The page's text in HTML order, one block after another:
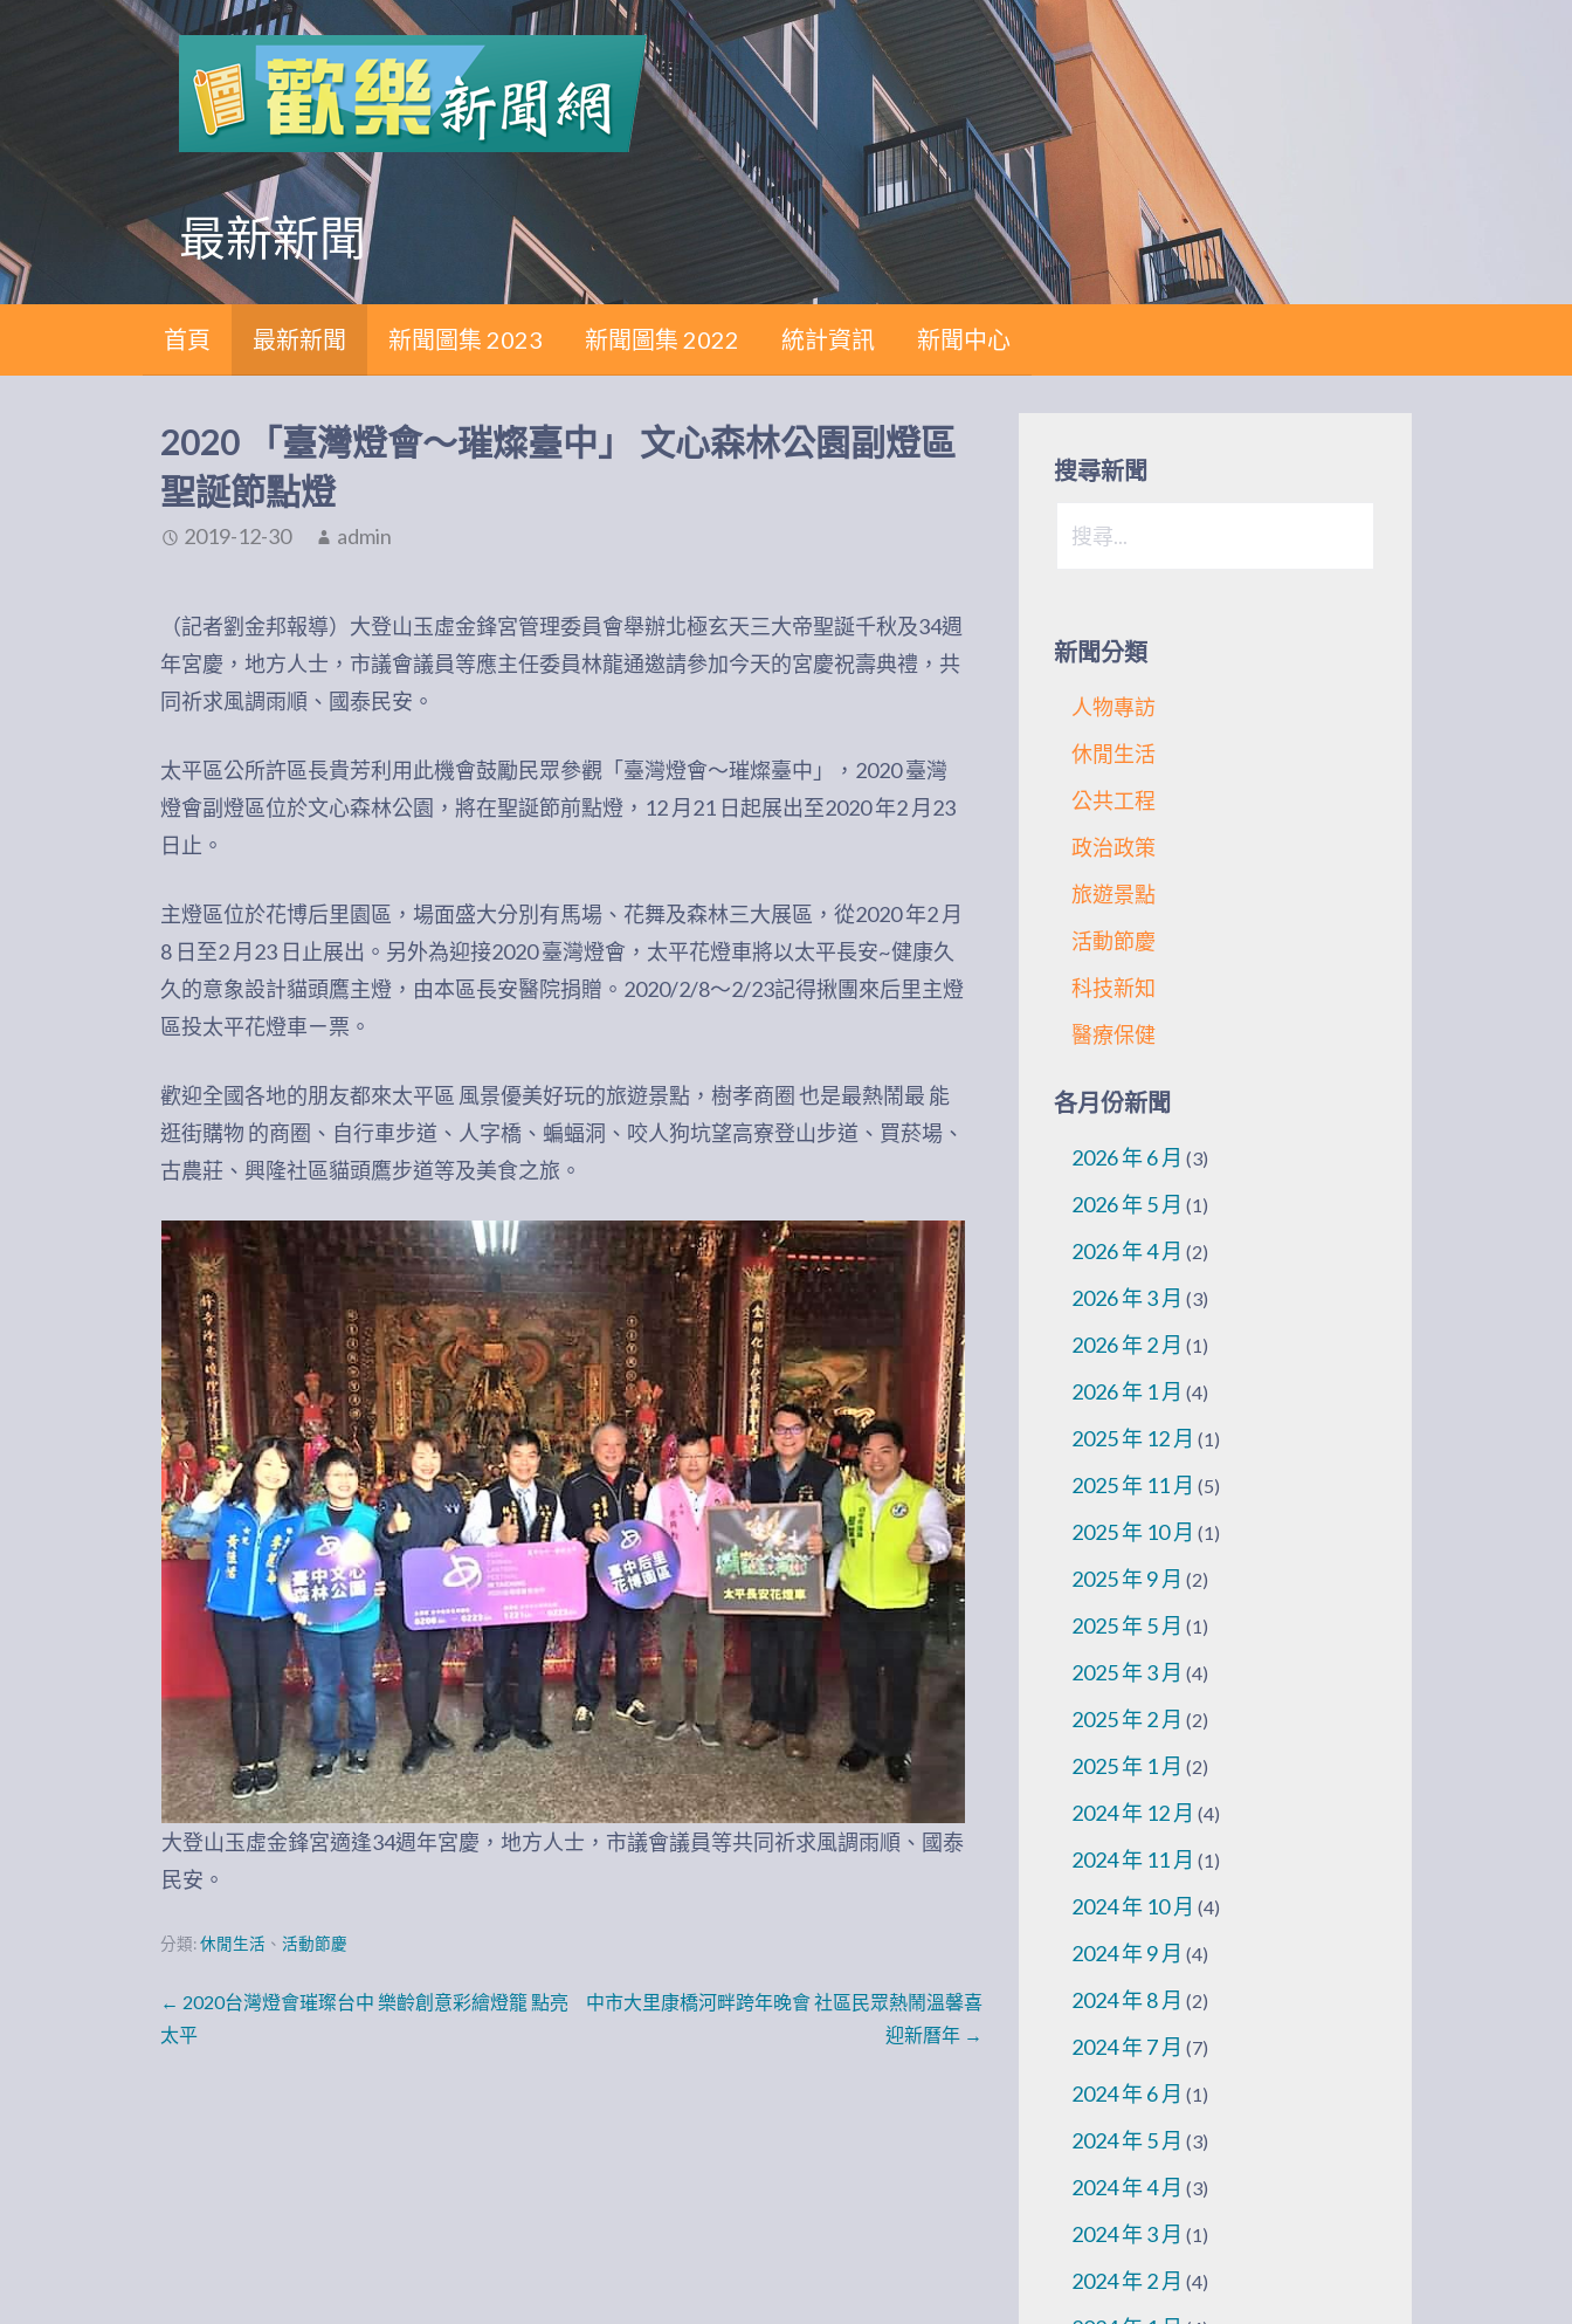
最新新聞
首頁 最新新聞 新聞圖集 2023 新聞圖集 2022 統計資訊 新聞中心
2020 「臺灣燈會～璀燦臺中」 文心森林公園副燈區
聖誕節點燈
2019-12-30 admin
（記者劉金邦報導）大登山玉虛金鋒宮管理委員會舉辦北極玄天三大帝聖誕千秋及34週
年宮慶，地方人士，市議會議員等應主任委員林龍通邀請參加今天的宮慶祝壽典禮，共
同祈求風調雨順、國泰民安。
太平區公所許區長貴芳利用此機會鼓勵民眾參觀「臺灣燈會～璀燦臺中」，2020 臺灣
燈會副燈區位於文心森林公園，將在聖誕節前點燈，12 月21 日起展出至2020 年2 月23
日止。
主燈區位於花博后里園區，場面盛大分別有馬場、花舞及森林三大展區，從2020 年2 月
8 日至2 月23 日止展出。另外為迎接2020 臺灣燈會，太平花燈車將以太平長安~健康久
久的意象設計貓頭鷹主燈，由本區長安醫院捐贈。2020/2/8～2/23記得揪團來后里主燈
區投太平花燈車ㄧ票。
歡迎全國各地的朋友都來太平區 風景優美好玩的旅遊景點，樹孝商圈 也是最熱鬧最 能
逛街購物 的商圈、自行車步道、人字橋、蝙蝠洞、咬人狗坑望高寮登山步道、買菸場、
古農莊、興隆社區貓頭鷹步道等及美食之旅。
大登山玉虛金鋒宮適逢34週年宮慶，地方人士，市議會議員等共同祈求風調雨順、國泰
民安。
分類:休閒生活 、活動節慶
文
← 2020台灣燈會璀璨台中 樂齡創意彩繪燈籠 點亮
太平
中市大里康橋河畔跨年晚會 社區民眾熱鬧溫馨喜
迎新曆年 →
搜尋新聞
尋
字:
新聞分類
人物專訪
休閒生活
公共工程
政治政策
旅遊景點
活動節慶
科技新知
醫療保健
各月份新聞
2026 年 6 月 (3)
2026 年 5 月 (1)
2026 年 4 月 (2)
2026 年 3 月 (3)
2026 年 2 月 (1)
2026 年 1 月 (4)
2025 年 12 月 (1)
2025 年 11 月 (5)
2025 年 10 月 (1)
2025 年 9 月 (2)
2025 年 5 月 (1)
2025 年 3 月 (4)
2025 年 2 月 (2)
2025 年 1 月 (2)
2024 年 12 月 (4)
2024 年 11 月 (1)
2024 年 10 月 (4)
2024 年 9 月 (4)
2024 年 8 月 (2)
2024 年 7 月 (7)
2024 年 6 月 (1)
2024 年 5 月 (3)
2024 年 4 月 (3)
2024 年 3 月 (1)
2024 年 2 月 (4)